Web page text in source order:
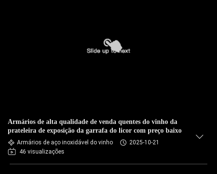
Armários de alta qualidade de venda quentes do vinho da
prateleira de exposição da garrafa do licor com preço baixo
Armários de aço inoxidável do vinho
2025-10-21
46 visualizações